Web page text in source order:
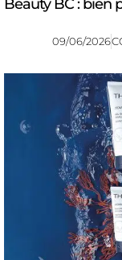
Beauty BC : bien
09/06/2026